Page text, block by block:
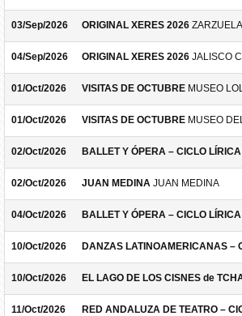
03/Sep/2026 ORIGINAL XERES 2026
04/Sep/2026 ORIGINAL XERES 2026 JALISCO
01/Oct/2026 VISITAS DE OCTUBRE MUSEO
01/Oct/2026 VISITAS DE OCTUBRE MUSEO
02/Oct/2026 BALLET Y ÓPERA – CICLO LÍRICA
02/Oct/2026 JUAN MEDINA JUAN MEDINA
04/Oct/2026 BALLET Y ÓPERA – CICLO LÍRICA
10/Oct/2026 DANZAS LATINOAMERICANAS –
10/Oct/2026 EL LAGO DE LOS CISNES de
11/Oct/2026 RED ANDALUZA DE TEATRO –